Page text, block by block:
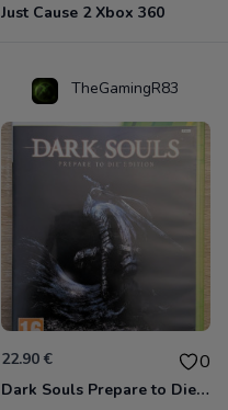
Just Cause 2 Xbox 360
TheGamingR83
22.90 € 0
Dark Souls Prepare to Die Edition XBOX 360